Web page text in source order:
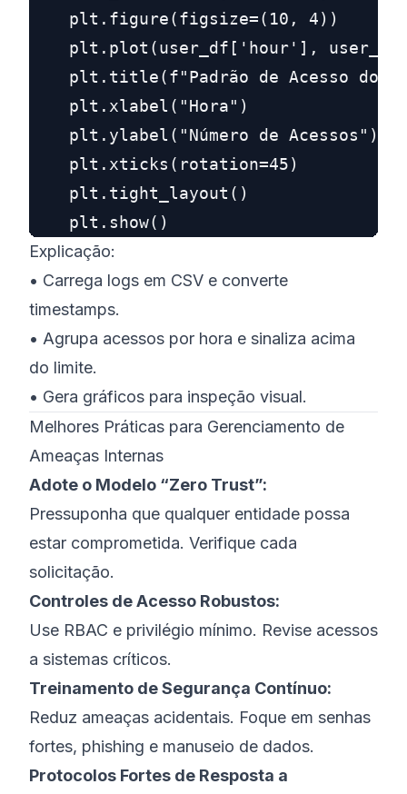
    plt.figure(figsize=(10, 4))
plt.plot(user_df['hour'],
plt.title(f"Padrão de Acesso do
    plt.xlabel("Hora")
    plt.ylabel("Número de Acessos")
    plt.xticks(rotation=45)
    plt.tight_layout()
Explicação:
• Carrega logs em CSV e converte
timestamps.
• Agrupa acessos por hora e sinaliza acima
do limite.
• Gera gráficos para inspeção visual.
Melhores Práticas para Gerenciamento de
Ameaças Internas
Adote o Modelo “Zero Trust”:
Pressuponha que qualquer entidade possa
estar comprometida. Verifique cada
solicitação.
Controles de Acesso Robustos:
Use RBAC e privilégio mínimo. Revise acessos
a sistemas críticos.
Treinamento de Segurança Contínuo:
Reduz ameaças acidentais. Foque em senhas
fortes, phishing e manuseio de dados.
Protocolos Fortes de Resposta a